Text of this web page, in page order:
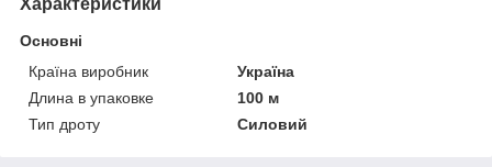
Основні
Країна виробник
Україна
Длина в упаковке
100 м
Тип дроту
Силовий